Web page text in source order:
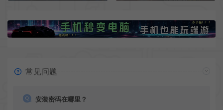
常见问题
安装密码在哪里？